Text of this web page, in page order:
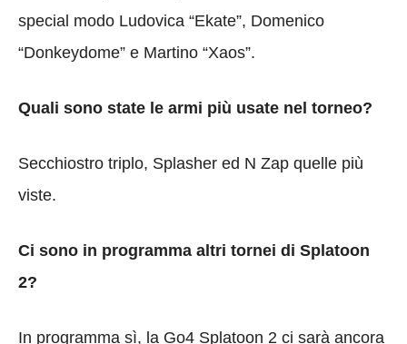
special modo Ludovica “Ekate”, Domenico
“Donkeydome” e Martino “Xaos”.
Quali sono state le armi più usate nel torneo?
Secchiostro triplo, Splasher ed N Zap quelle più
viste.
Ci sono in programma altri tornei di Splatoon
2?
In programma sì, la Go4 Splatoon 2 ci sarà ancora